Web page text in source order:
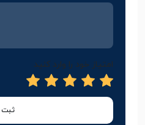
امتیاز خود را وارد کنید
ثبت